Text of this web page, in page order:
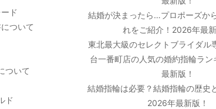
ド
ついて
ついて
ド
結婚が決まったら…プロポーズか
れをご紹介！2026年最新
東北最大級のセレクトブライダル
台一番町店の人気の婚約指輪ラ
最新版！
結婚指輪は必要？結婚指輪の歴史
2026年最新版！